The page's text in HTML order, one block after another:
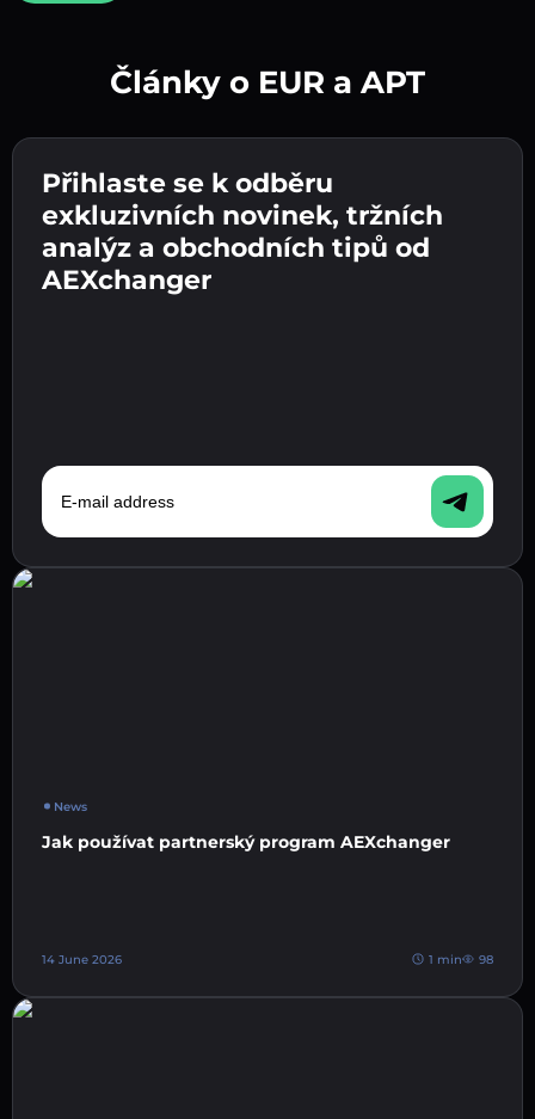
Zadejte adresu své kryptopeněženky 👉
pokračujte k dalšímu kroku.
Potvrďte svou totožnost 👉 pokračujte k
poslednímu kroku.
Odešlete vklad 👉 obdržíte kryptoměnu nebo
fiat měnu ve své peněžence.
Články o EUR a APT
Přihlaste se k odběru
exkluzivních novinek, tržních
analýz a obchodních tipů od
AEXchanger
E-mail address
News
Jak používat partnerský program AEXchanger
14 June 2026 1 min 98